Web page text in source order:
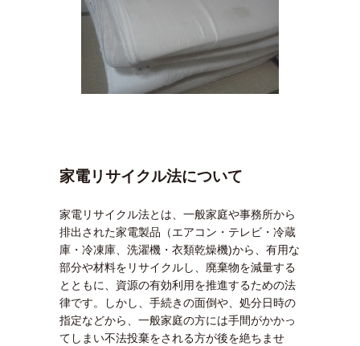
家電リサイクル法について
家電リサイクル法とは、一般家庭や事務所から
排出された家電製品（エアコン・テレビ・冷蔵
庫・冷凍庫、洗濯機・衣類乾燥機)から、有用な
部分や材料をリサイクルし、廃棄物を減量する
とともに、資源の有効利用を推進するための法
律です。しかし、手続きの面倒や、処分日時の
指定などから、一般家庭の方には手間がかかっ
てしまい不法投棄をされる方が後を絶ちませ